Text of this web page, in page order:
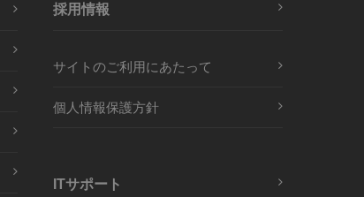
採用情報
サイトのご利用にあたって
個人情報保護方針
ITサポート